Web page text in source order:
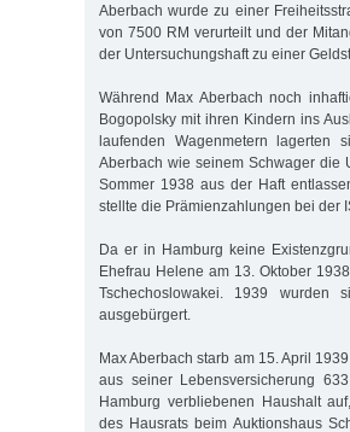
Aberbach wurde zu einer
von 7500 RM verurteilt und der
der Untersuchungshaft zu einer
Während Max Aberbach noch
Bogopolsky mit ihren Kindern ins
laufenden Wagenmetern lagerten
Aberbach wie seinem Schwager die
Sommer 1938 aus der Haft
stellte die Prämienzahlungen bei der
Da er in Hamburg keine
Ehefrau Helene am 13. Oktober
Tschechoslowakei. 1939 wurden
ausgebürgert.
Max Aberbach starb am 15. April
aus seiner Lebensversicherung
Hamburg verbliebenen Haushalt
des Hausrats beim Auktionshaus